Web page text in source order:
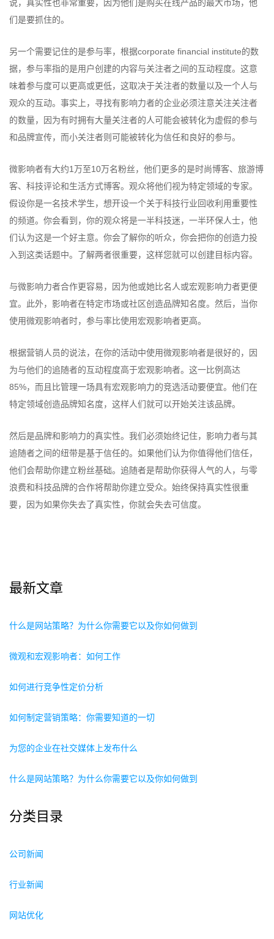
说，真实性也非常重要，因为他们是购买在线产品的最大市场，他
们是要抓住的。
另一个需要记住的是参与率，根据corporate financial institute的数
据，参与率指的是用户创建的内容与关注者之间的互动程度。这意
味着参与度可以更高或更低，这取决于关注者的数量以及一个人与
观众的互动。事实上，寻找有影响力者的企业必须注意关注关注者
的数量，因为有时拥有大量关注者的人可能会被转化为虚假的参与
和品牌宣传，而小关注者则可能被转化为信任和良好的参与。
微影响者有大约1万至10万名粉丝，他们更多的是时尚博客、旅游博
客、科技评论和生活方式博客。观众将他们视为特定领域的专家。
假设你是一名技术学生，想开设一个关于科技行业回收利用重要性
的频道。你会看到，你的观众将是一半科技迷，一半环保人士，他
们认为这是一个好主意。你会了解你的听众，你会把你的创造力投
入到这类话题中。了解两者很重要，这样您就可以创建目标内容。
与微影响力者合作更容易，因为他或她比名人或宏观影响力者更便
宜。此外，影响者在特定市场或社区创造品牌知名度。然后，当你
使用微观影响者时，参与率比使用宏观影响者更高。
根据营销人员的说法，在你的活动中使用微观影响者是很好的，因
为与他们的追随者的互动程度高于宏观影响者。这一比例高达
85%，而且比管理一场具有宏观影响力的竞选活动要便宜。他们在
特定领域创造品牌知名度，这样人们就可以开始关注该品牌。
然后是品牌和影响力的真实性。我们必须始终记住，影响力者与其
追随者之间的纽带是基于信任的。如果他们认为你值得他们信任，
他们会帮助你建立粉丝基础。追随者是帮助你获得人气的人，与零
浪费和科技品牌的合作将帮助你建立受众。始终保持真实性很重
要，因为如果你失去了真实性，你就会失去可信度。
最新文章
什么是网站策略？为什么你需要它以及你如何做到
微观和宏观影响者：如何工作
如何进行竞争性定价分析
如何制定营销策略：你需要知道的一切
为您的企业在社交媒体上发布什么
什么是网站策略？为什么你需要它以及你如何做到
分类目录
公司新闻
行业新闻
网站优化